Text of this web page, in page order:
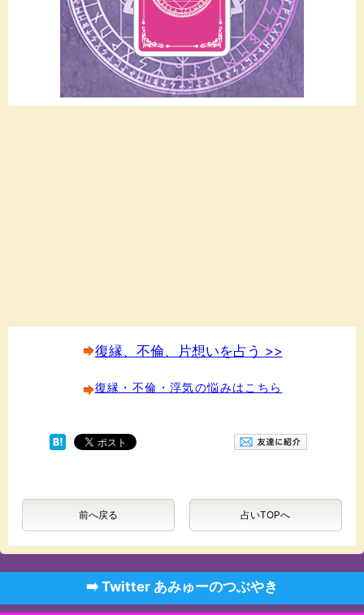
復縁、不倫、片想いを占う >>
復縁・不倫・浮気の悩みはこちら
前へ戻る 占いTOPへ
➡️ Twitter あみゅーのつぶやき